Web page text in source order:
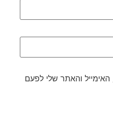
והאתר שלי לפעם